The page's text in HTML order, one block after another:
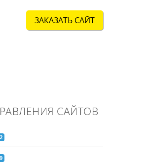
ЗАКАЗАТЬ САЙТ
САЙТОВ
2
9